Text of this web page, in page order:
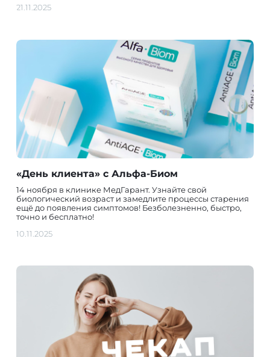
21.11.2025
«День клиента» с Альфа-Биом
14 ноября в клинике МедГарант. Узнайте свой
биологический возраст и замедлите процессы старения
ещё до появления симптомов! Безболезненно, быстро,
точно и бесплатно!
10.11.2025